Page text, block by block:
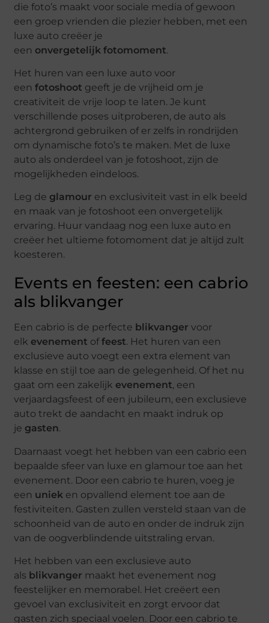
die foto’s maakt voor sociale media of gewoon
een groep vrienden die plezier hebben, met een
luxe auto creëer je
een onvergetelijk fotomoment.
Het huren van een luxe auto voor
eenfotoshoot geeft je de vrijheid om je
creativiteit de vrije loop te laten. Je kunt
verschillende poses uitproberen, de auto als
achtergrond gebruiken of er zelfs in rondrijden
om dynamische foto’s te maken. Met de luxe
auto als onderdeel van je fotoshoot, zijn de
mogelijkheden eindeloos.
Leg de glamour en exclusiviteit vast in elk beeld
en maak van je fotoshoot een onvergetelijk
ervaring. Huur vandaag nog een luxe auto en
creëer het ultieme fotomoment dat je altijd zult
koesteren.
Events en feesten: een cabrio
als blikvanger
Een cabrio is de perfecte blikvanger voor
elk evenement offeest. Het huren van een
exclusieve auto voegt een extra element van
klasse en stijl toe aan de gelegenheid. Of het nu
gaat om een zakelijk evenement, een
verjaardagsfeest of een jubileum, een exclusieve
auto trekt de aandacht en maakt indruk op
je gasten.
Daarnaast voegt het hebben van een cabrio een
bepaalde sfeer van luxe en glamour toe aan het
evenement. Door een cabrio te huren, voeg je
een uniek en opvallend element toe aan de
festiviteiten. Gasten zullen versteld staan van de
schoonheid van de auto en onder de indruk zijn
van de oogverblindende uitstraling ervan.
Het hebben van een exclusieve auto
als blikvanger maakt het evenement nog
feestelijker en memorabel. Het creëert een
gevoel van exclusiviteit en zorgt ervoor dat
gasten zich speciaal voelen. Door een cabrio te